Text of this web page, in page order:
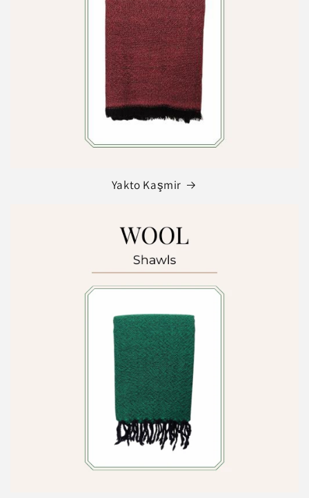
Yakto Kaşmir